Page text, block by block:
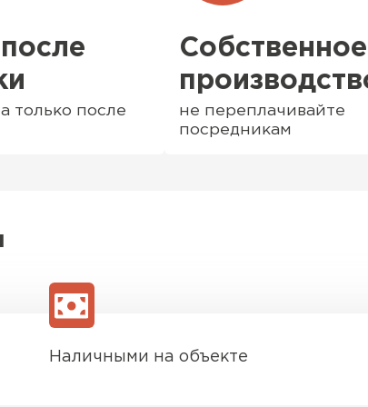
только после
Собственное
не переплачивайте
посредникам
Наличными на объекте